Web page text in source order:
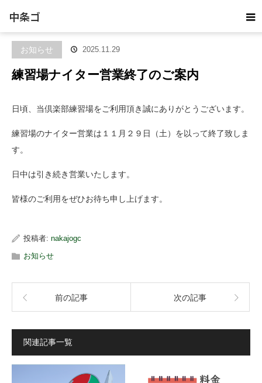
中条ゴ
ルフ倶
楽部
ブログ
お知らせ 2025.11.29
練習場ナイター営業終了のご案内
日頃、当倶楽部練習場をご利用頂き誠にありがとうございます。
練習場のナイター営業は１１月２９日（土）を以って終了致しま
す。
日中は引き続き営業いたします。
皆様のご利用をぜひお待ち申し上げます。
投稿者: nakajogc
お知らせ
前の記事 次の記事
関連記事一覧